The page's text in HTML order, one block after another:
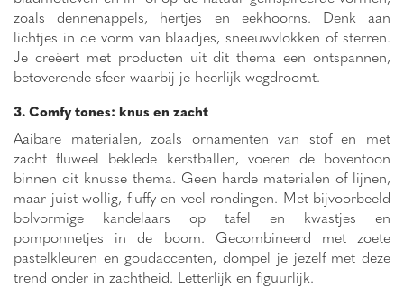
zoals dennenappels, hertjes en eekhoorns. Denk aan
lichtjes in de vorm van blaadjes, sneeuwvlokken of sterren.
Je creëert met producten uit dit thema een ontspannen,
betoverende sfeer waarbij je heerlijk wegdroomt.
3. Comfy tones: knus en zacht
Aaibare materialen, zoals ornamenten van stof en met
zacht fluweel beklede kerstballen, voeren de boventoon
binnen dit knusse thema. Geen harde materialen of lijnen,
maar juist wollig, fluffy en veel rondingen. Met bijvoorbeeld
bolvormige kandelaars op tafel en kwastjes en
pomponnetjes in de boom. Gecombineerd met zoete
pastelkleuren en goudaccenten, dompel je jezelf met deze
trend onder in zachtheid. Letterlijk en figuurlijk.